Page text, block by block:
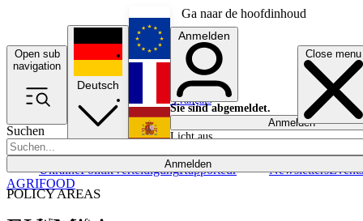
Ga naar de hoofdinhoud
Open sub
navigation
Close menu
Suchen
Anmelden
POLICY AREAS
UkrainePolitikVerteidigungRapporteur NewslettersEvents
Deutsch
English
Français
Anmelden
Sie sind abgemeldet.
Anmelden
Licht aus
AGRIFOOD